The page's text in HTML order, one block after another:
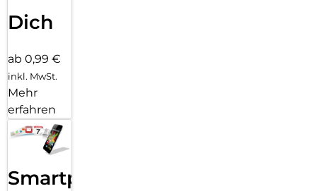
Dich
ab 0,99 €
inkl. MwSt.
Mehr
erfahren
Smartphone